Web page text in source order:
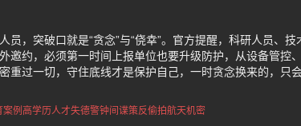
，突破口就是“贪念”与“侥幸”。官方提醒，科研人员、技
邀约，必须第一时间上报单位也要升级防护，从设备管控
重过一切，守住底线才是保护自己，一时贪念换来的，只
例 高学历人才失德警钟间谍策反偷拍航天机密